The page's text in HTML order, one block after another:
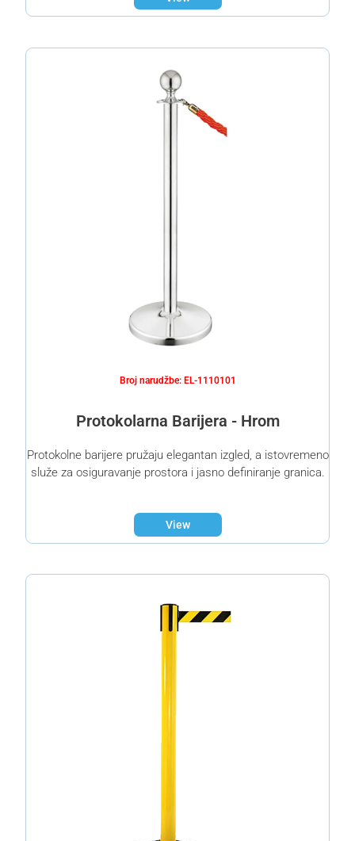
Broj narudžbe: EL-1110101
Protokolarna Barijera - Hrom
Protokolne barijere pružaju elegantan izgled, a istovremeno
služe za osiguravanje prostora i jasno definiranje granica.
View